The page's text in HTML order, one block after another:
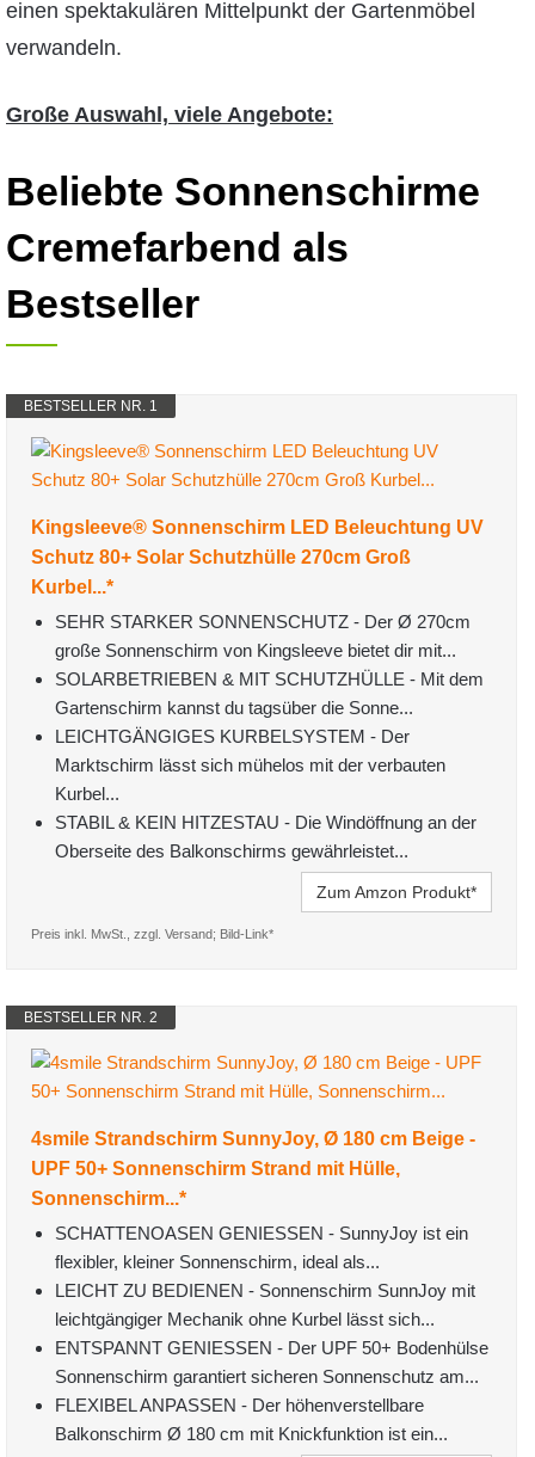
einen spektakulären Mittelpunkt der Gartenmöbel
verwandeln.
Große Auswahl, viele Angebote:
Beliebte Sonnenschirme
Cremefarbend als
Bestseller
BESTSELLER NR. 1
Kingsleeve® Sonnenschirm LED Beleuchtung UV
Schutz 80+ Solar Schutzhülle 270cm Groß
Kurbel...*
SEHR STARKER SONNENSCHUTZ - Der Ø 270cm
große Sonnenschirm von Kingsleeve bietet dir mit...
SOLARBETRIEBEN & MIT SCHUTZHÜLLE - Mit dem
Gartenschirm kannst du tagsüber die Sonne...
LEICHTGÄNGIGES KURBELSYSTEM - Der
Marktschirm lässt sich mühelos mit der verbauten
Kurbel...
STABIL & KEIN HITZESTAU - Die Windöffnung an der
Oberseite des Balkonschirms gewährleistet...
Zum Amzon Produkt*
Preis inkl. MwSt., zzgl. Versand; Bild-Link*
BESTSELLER NR. 2
4smile Strandschirm SunnyJoy, Ø 180 cm Beige -
UPF 50+ Sonnenschirm Strand mit Hülle,
Sonnenschirm...*
SCHATTENOASEN GENIESSEN - SunnyJoy ist ein
flexibler, kleiner Sonnenschirm, ideal als...
LEICHT ZU BEDIENEN - Sonnenschirm SunnJoy mit
leichtgängiger Mechanik ohne Kurbel lässt sich...
ENTSPANNT GENIESSEN - Der UPF 50+ Bodenhülse
Sonnenschirm garantiert sicheren Sonnenschutz am...
FLEXIBEL ANPASSEN - Der höhenverstellbare
Balkonschirm Ø 180 cm mit Knickfunktion ist ein...